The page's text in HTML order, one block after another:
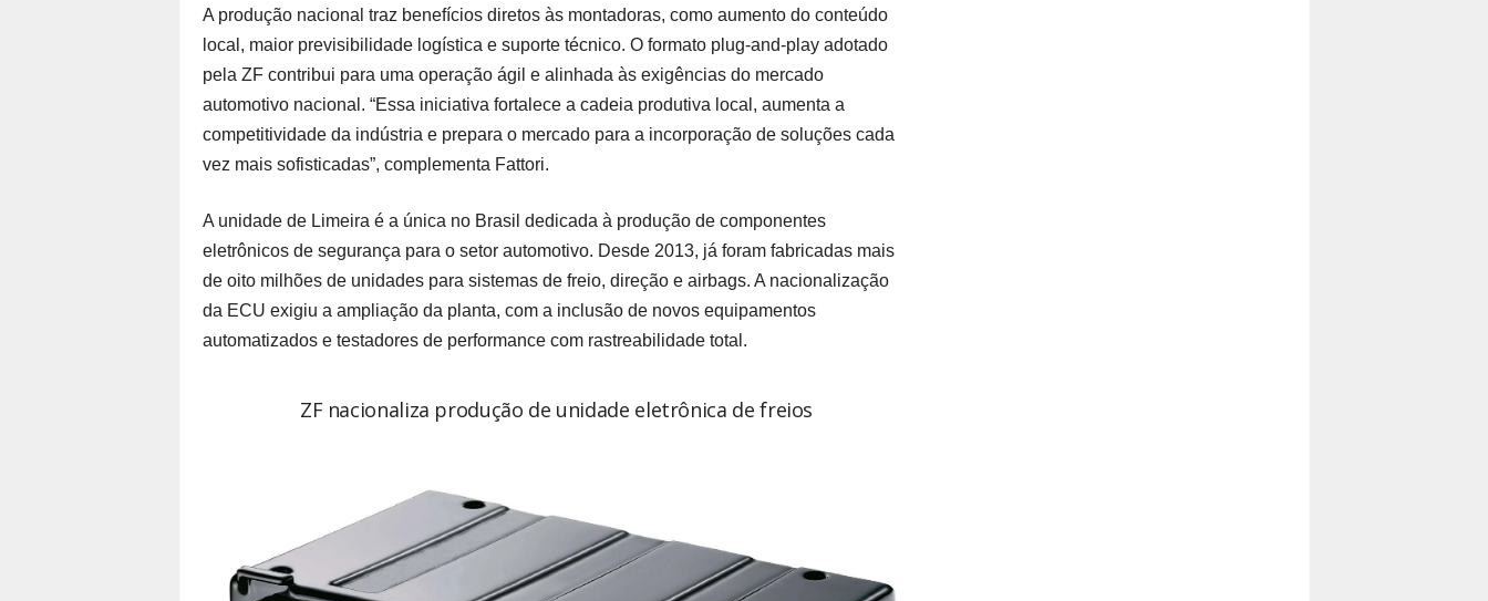
A produção nacional traz benefícios diretos às montadoras, como aumento do conteúdo
local, maior previsibilidade logística e suporte técnico. O formato plug-and-play adotado
pela ZF contribui para uma operação ágil e alinhada às exigências do mercado
automotivo nacional. “Essa iniciativa fortalece a cadeia produtiva local, aumenta a
competitividade da indústria e prepara o mercado para a incorporação de soluções cada
vez mais sofisticadas”, complementa Fattori.
A unidade de Limeira é a única no Brasil dedicada à produção de componentes
eletrônicos de segurança para o setor automotivo. Desde 2013, já foram fabricadas mais
de oito milhões de unidades para sistemas de freio, direção e airbags. A nacionalização
da ECU exigiu a ampliação da planta, com a inclusão de novos equipamentos
automatizados e testadores de performance com rastreabilidade total.
ZF nacionaliza produção de unidade eletrônica de freios